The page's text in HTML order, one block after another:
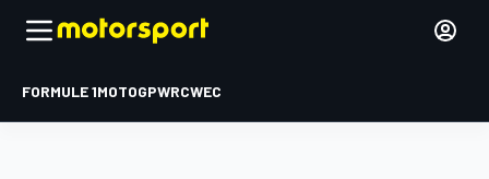
FORMULE 1MOTOGPWRCWEC